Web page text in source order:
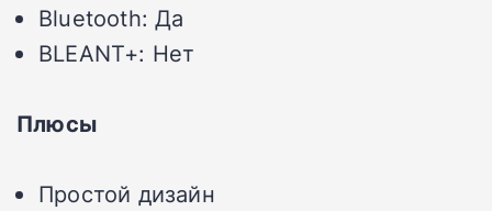
Bluetooth: Да
BLEANT+: Нет
Плюсы
Простой дизайн